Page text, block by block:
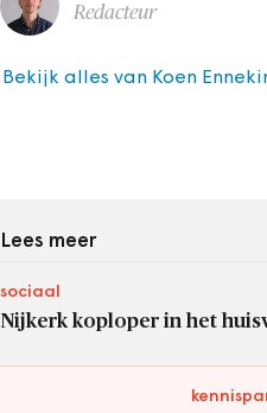
Redacteur
Bekijk alles van Koen
Lees meer
sociaal
Nijkerk koploper in het